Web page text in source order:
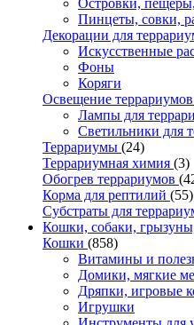
Пинцеты, совки,
Декорации для
Искусственные
Фоны
Коряги
Освещение террариумов
Лампы для
Светильники для
Террариумы (24)
Террариумная химия (3)
Обогрев террариумов
Корма для рептилий (55)
Субстраты для
Кошки, собаки,
Кошки (858)
Витамины и
Домики, мягкие
Дряпки, игровые
Игрушки